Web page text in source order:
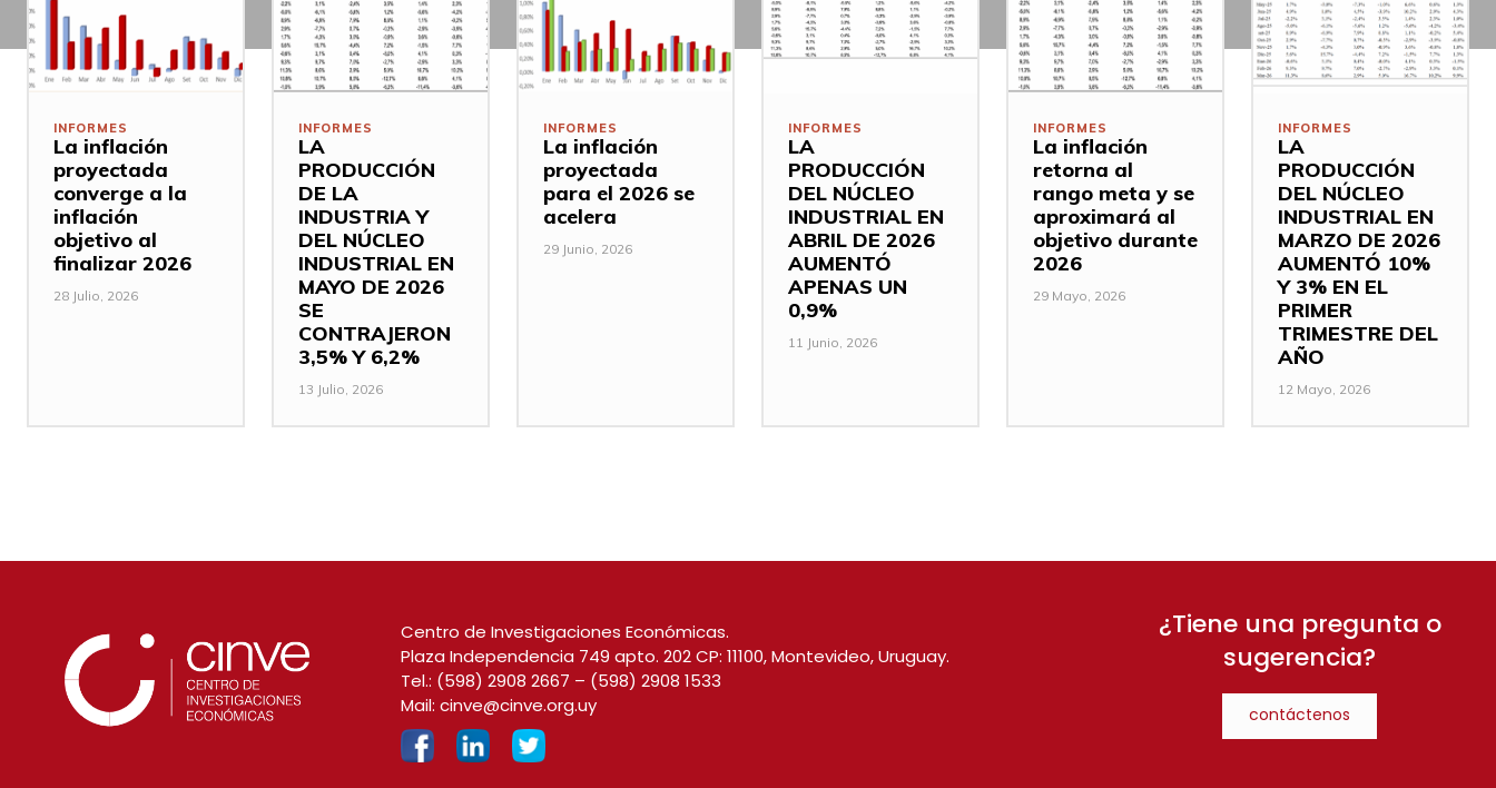
INFORMES
La inflación
proyectada
converge a la
inflación
objetivo al
finalizar 2026
28 Julio, 2026
INFORMES
LA
PRODUCCIÓN
DE LA
INDUSTRIA Y
DEL NÚCLEO
INDUSTRIAL EN
MAYO DE 2026
SE
CONTRAJERON
3,5% Y 6,2%
13 Julio, 2026
INFORMES
La inflación
proyectada
para el 2026 se
acelera
29 Junio, 2026
INFORMES
LA
PRODUCCIÓN
DEL NÚCLEO
INDUSTRIAL EN
ABRIL DE 2026
AUMENTÓ
APENAS UN
0,9%
11 Junio, 2026
INFORMES
La inflación
retorna al
rango meta y se
aproximará al
objetivo durante
2026
29 Mayo, 2026
INFORMES
LA
PRODUCCIÓN
DEL NÚCLEO
INDUSTRIAL EN
MARZO DE 2026
AUMENTÓ 10%
Y 3% EN EL
PRIMER
TRIMESTRE DEL
AÑO
12 Mayo, 2026
Centro de Investigaciones Económicas.
Plaza Independencia 749 apto. 202 CP: 11100, Montevideo, Uruguay.
Tel.: (598) 2908 2667 – (598) 2908 1533
Mail: cinve@cinve.org.uy
¿Tiene una pregunta o
sugerencia?
contáctenos